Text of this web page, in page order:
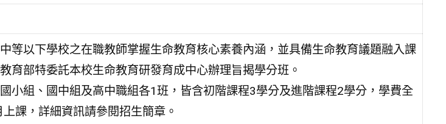
等以下學校之在職教師掌握生命教育核心素養內涵，並具備生命教育議題融入課
育部特委託本校生命教育研發育成中心辦理旨揭學分班。
小組、國中組及高中職組各1班，皆含初階課程3學分及進階課程2學分，學費全
課，詳細資訊請參閱招生簡章。